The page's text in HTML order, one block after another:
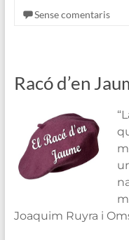
Sense comentaris
Racó d’en
Joaquim Ruyra i